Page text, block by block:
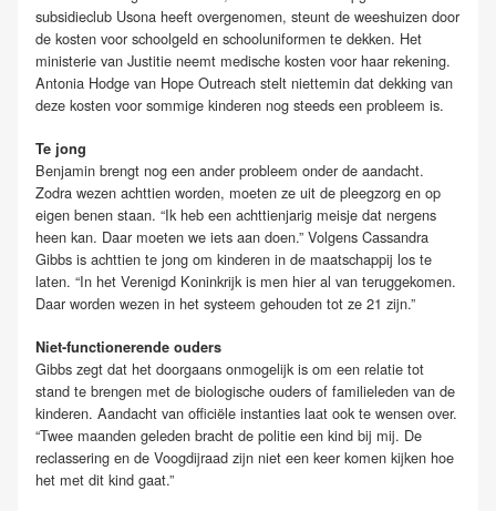
subsidieclub Usona heeft overgenomen, steunt de weeshuizen door
de kosten voor schoolgeld en schooluniformen te dekken. Het
ministerie van Justitie neemt medische kosten voor haar rekening.
Antonia Hodge van Hope Outreach stelt niettemin dat dekking van
deze kosten voor sommige kinderen nog steeds een probleem is.
Te jong
Benjamin brengt nog een ander probleem onder de aandacht.
Zodra wezen achttien worden, moeten ze uit de pleegzorg en op
eigen benen staan. “Ik heb een achttienjarig meisje dat nergens
heen kan. Daar moeten we iets aan doen.” Volgens Cassandra
Gibbs is achttien te jong om kinderen in de maatschappij los te
laten. “In het Verenigd Koninkrijk is men hier al van teruggekomen.
Daar worden wezen in het systeem gehouden tot ze 21 zijn.”
Niet-functionerende ouders
Gibbs zegt dat het doorgaans onmogelijk is om een relatie tot
stand te brengen met de biologische ouders of familieleden van de
kinderen. Aandacht van officiële instanties laat ook te wensen over.
“Twee maanden geleden bracht de politie een kind bij mij. De
reclassering en de Voogdijraad zijn niet een keer komen kijken hoe
het met dit kind gaat.”